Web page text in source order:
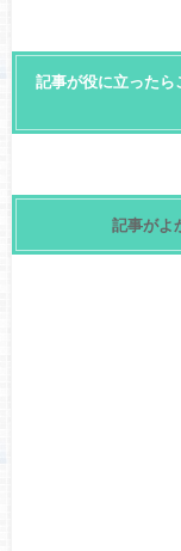
記事が役に立った
記事がよ